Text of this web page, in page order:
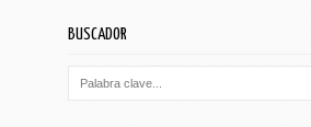
BUSCADOR